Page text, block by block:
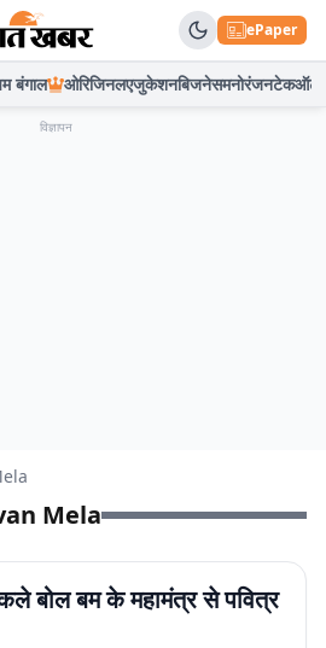
ePaper
बंगाल ओरिजिनलएजुकेशनबिजनेसमनोरंजनटेकऑटो
विज्ञापन
Mela
बोल बम के महामंत्र से पवित्र